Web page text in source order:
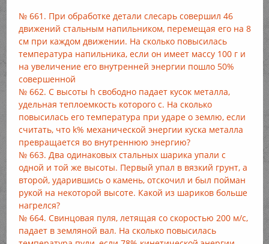
№ 661. При обработке детали слесарь совершил 46
движений стальным напильником, перемещая его на 8
см при каждом движении. На сколько повысилась
температура напильника, если он имеет массу 100 г и
на увеличение его внутренней энергии пошло 50%
совершенной
№ 662. С высоты h свободно падает кусок металла,
удельная теплоемкость которого с. На сколько
повысилась его температура при ударе о землю, если
считать, что k% механической энергии куска металла
превращается во внутреннюю энергию?
№ 663. Два одинаковых стальных шарика упали с
одной и той же высоты. Первый упал в вязкий грунт, а
второй, ударившись о камень, отскочил и был пойман
рукой на некоторой высоте. Какой из шариков больше
нагрелся?
№ 664. Свинцовая пуля, летящая со скоростью 200 м/с,
падает в земляной вал. На сколько повысилась